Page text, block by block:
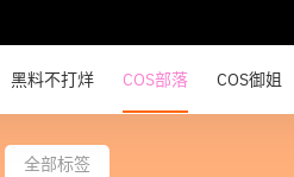
黑料不打烊 COS部落 COS御姐
全部标签